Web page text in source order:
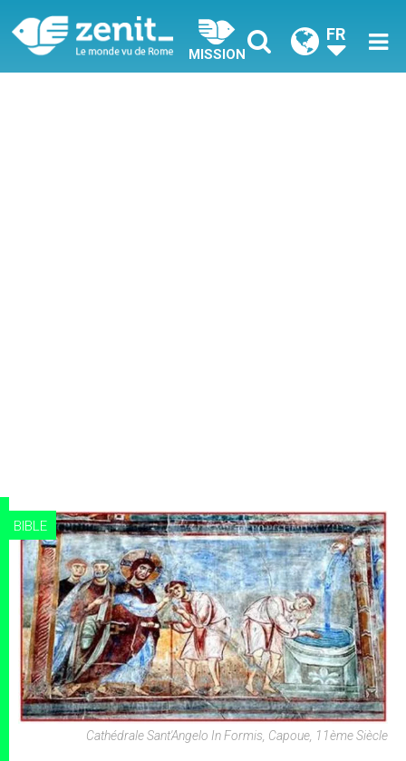
MISSION
FR
BIBLE
Cathédrale Sant'Angelo In Formis, Capoue, 11ème Siècle